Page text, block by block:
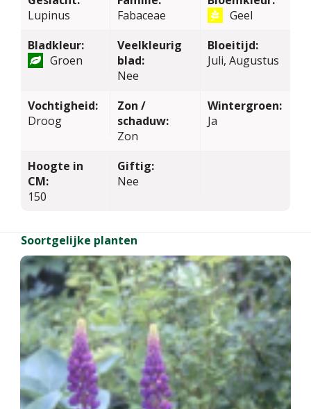
Lupinus
Fabaceae
Geel
Bladkleur:
Groen
Veelkleurig
blad:
Nee
Bloeitijd:
Juli, Augustus
Vochtigheid:
Droog
Zon /
schaduw:
Zon
Wintergroen:
Ja
Hoogte in
CM:
150
Giftig:
Nee
Soortgelijke planten